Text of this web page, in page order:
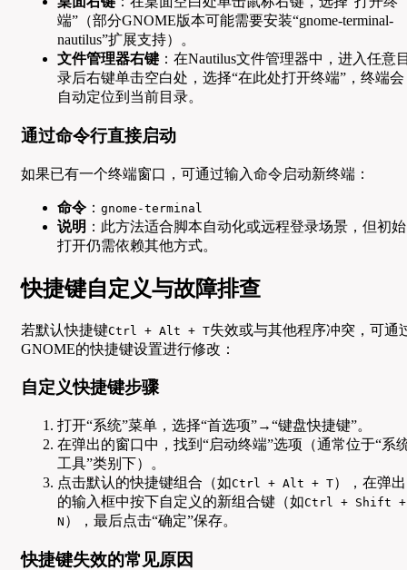
端”（部分GNOME版本可能需要安装“gnome-terminal-
nautilus”扩展支持）。
文件管理器右键 ：在Nautilus文件管理器中，进入任意
录后右键单击空白处，选择“在此处打开终端”，终端会
自动定位到当前目录。
通过命令行直接启动
如果已有一个终端窗口，可通过输入命令启动新终端：
命令 ： gnome-terminal
说明 ：此方法适合脚本自动化或远程登录场景，但初始
打开仍需依赖其他方式。
快捷键自定义与故障排查
若默认快捷键Ctrl + Alt + T失效或与其他程序冲突，可通
GNOME的快捷键设置进行修改：
自定义快捷键步骤
打开“系统”菜单，选择“首选项”→“键盘快捷键”。
在弹出的窗口中，找到“启动终端”选项（通常位于“系
工具”类别下）。
点击默认的快捷键组合（如Ctrl + Alt + T），在弹出
的输入框中按下自定义的新组合键（如Ctrl + Shift +
N ），最后点击“确定”保存。
快捷键失效的常见原因